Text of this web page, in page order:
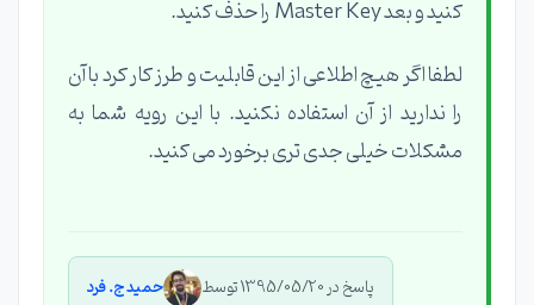
کنید و بعد Master Key را حذف کنید.
لطفا اگر هیچ اطلاعی از این قابلیت و طرز کار کرد با آن
را ندارید از آن استفاده نکنید. با این رویه شما به
مشکلات خیلی جدی تری برخورد می کنید.
پاسخ در 1395/05/20 توسط حمید ج. فرد